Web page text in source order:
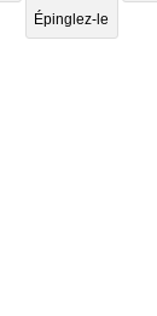
Épinglez-le